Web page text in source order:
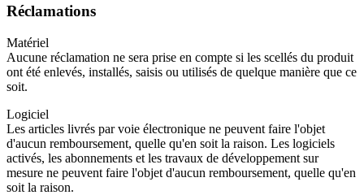
Réclamations
Matériel
Aucune réclamation ne sera prise en compte si les scellés du produit
ont été enlevés, installés, saisis ou utilisés de quelque manière que ce
soit.
Logiciel
Les articles livrés par voie électronique ne peuvent faire l'objet
d'aucun remboursement, quelle qu'en soit la raison. Les logiciels
activés, les abonnements et les travaux de développement sur
mesure ne peuvent faire l'objet d'aucun remboursement, quelle qu'en
soit la raison.